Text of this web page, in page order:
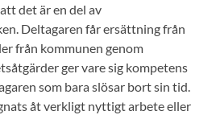
det är en del av
Deltagaren får ersättning från
från kommunen genom
ger vare sig kompetens
som bara slösar bort sin tid.
åt verkligt nyttigt arbete eller